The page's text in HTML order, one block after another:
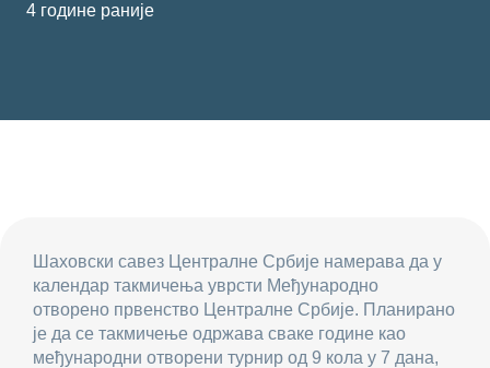
4 године раније
Шаховски савез Централне Србије намерава да у
календар такмичења уврсти Међународно
отворено првенство Централне Србије. Планирано
је да се такмичење одржава сваке године као
међународни отворени турнир од 9 кола у 7 дана,